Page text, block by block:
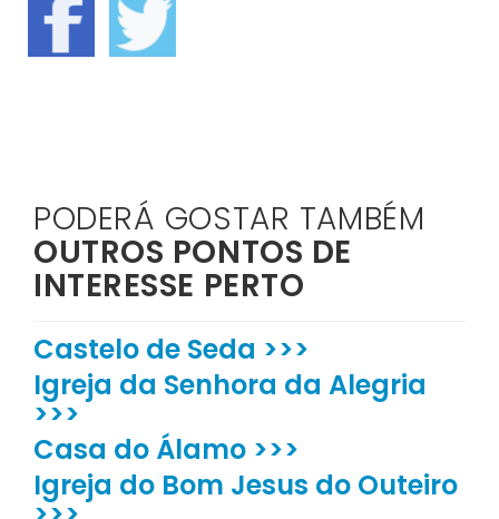
PODERÁ GOSTAR TAMBÉM
OUTROS PONTOS DE
INTERESSE PERTO
Castelo de Seda >>>
Igreja da Senhora da Alegria
>>>
Casa do Álamo >>>
Igreja do Bom Jesus do Outeiro